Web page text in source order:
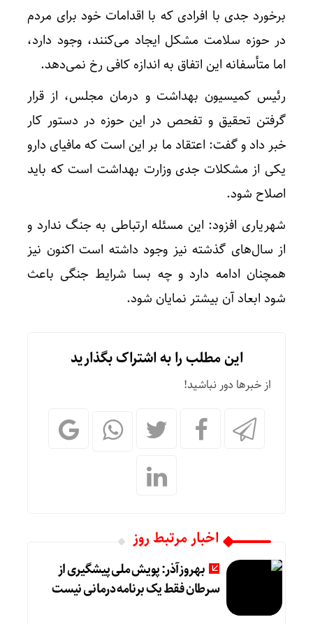
برخورد جدی با افرادی که با اقدامات خود برای مردم
در حوزه سلامت مشکل ایجاد می‌کنند، وجود دارد،
اما متأسفانه این اتفاق به اندازه کافی رخ نمی‌دهد.
رئیس کمیسیون بهداشت و درمان مجلس، از قرار
گرفتن تحقیق و تفحص در این حوزه در دستور کار
خبر داد و گفت: اعتقاد ما بر این است که مافیای دارو
یکی از مشکلات جدی وزارت بهداشت است که باید
اصلاح شود.
شهریاری افزود: این مسئله ارتباطی به جنگ ندارد و
از سال‌های گذشته نیز وجود داشته است اکنون نیز
همچنان ادامه دارد و چه بسا شرایط جنگی باعث
شود ابعاد آن بیشتر نمایان شود.
این مطلب را به اشتراک بگذارید
از خبرها دور نباشید!
اخبار مرتبط روز
بهروزآذر: پویش ملی پیشگیری از
سرطان فقط یک برنامه درمانی نیست